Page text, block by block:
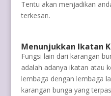
Tentu akan menjadikan
terkesan.
Menunjukkan Ikatan
Fungsi lain dari karangan
adalah adanya ikatan atau
lembaga dengan lembaga
karangan bunga yang